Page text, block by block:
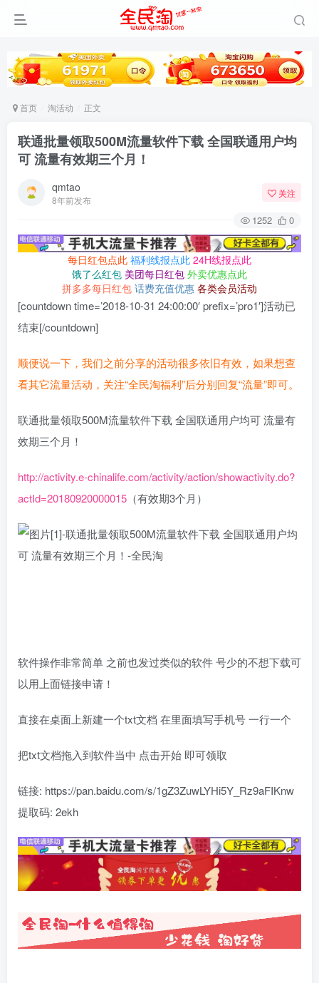
首页 淘活动 正文
联通批量领取500M流量软件下载 全国联通用户均
可 流量有效期三个月！
qmtao
8年前发布
关注
1252 0
每日红包点此 福利线报点此 24H线报点此
饿了么红包 美团每日红包 外卖优惠点此
拼多多每日红包 话费充值优惠 各类会员活动
[countdown time=’2018-10-31 24:00:00′ prefix=’pro1′]活动已
结束[/countdown]
顺便说一下，我们之前分享的活动很多依旧有效，如果想查
看其它流量活动，关注“全民淘福利”后分别回复“流量”即可。
联通批量领取500M流量软件下载 全国联通用户均可 流量有
效期三个月！
http://activity.e-chinalife.com/activity/action/showactivity.do?
actId=20180920000015 （有效期3个月）
软件操作非常简单 之前也发过类似的软件 号少的不想下载可
以用上面链接申请！
直接在桌面上新建一个txt文档 在里面填写手机号 一行一个
把txt文档拖入到软件当中 点击开始 即可领取
链接: https://pan.baidu.com/s/1gZ3ZuwLYHi5Y_Rz9aFIKnw
提取码: 2ekh